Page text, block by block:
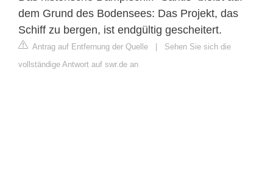
dem Grund des Bodensees: Das Projekt, das
Schiff zu bergen, ist endgültig gescheitert.
Antrag auf Entfernung der Quelle
Sehen Sie sich die
vollständige Antwort auf swr.de an